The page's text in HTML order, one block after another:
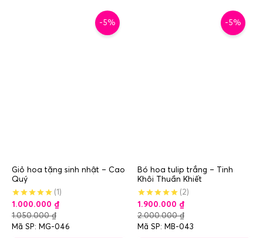
-5%
Giỏ hoa tặng sinh nhật – Cao
Quý
(1)
1.000.000 ₫
1.050.000₫
Mã SP: MG-046
-5%
Bó hoa tulip trắng – Tinh
Khôi Thuần Khiết
(2)
1.900.000 ₫
2.000.000₫
Mã SP: MB-043